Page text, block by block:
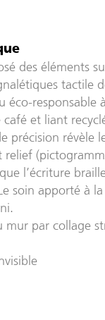
des éléments
tactile
éco-responsable
et liant
précision révèle
l’écriture
soin apporté à
mur par collage